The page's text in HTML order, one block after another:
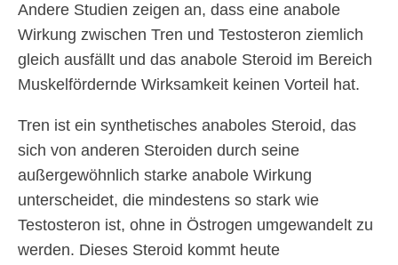
Andere Studien zeigen an, dass eine anabole
Wirkung zwischen Tren und Testosteron ziemlich
gleich ausfällt und das anabole Steroid im Bereich
Muskelfördernde Wirksamkeit keinen Vorteil hat.
Tren ist ein synthetisches anaboles Steroid, das
sich von anderen Steroiden durch seine
außergewöhnlich starke anabole Wirkung
unterscheidet, die mindestens so stark wie
Testosteron ist, ohne in Östrogen umgewandelt zu
werden. Dieses Steroid kommt heute